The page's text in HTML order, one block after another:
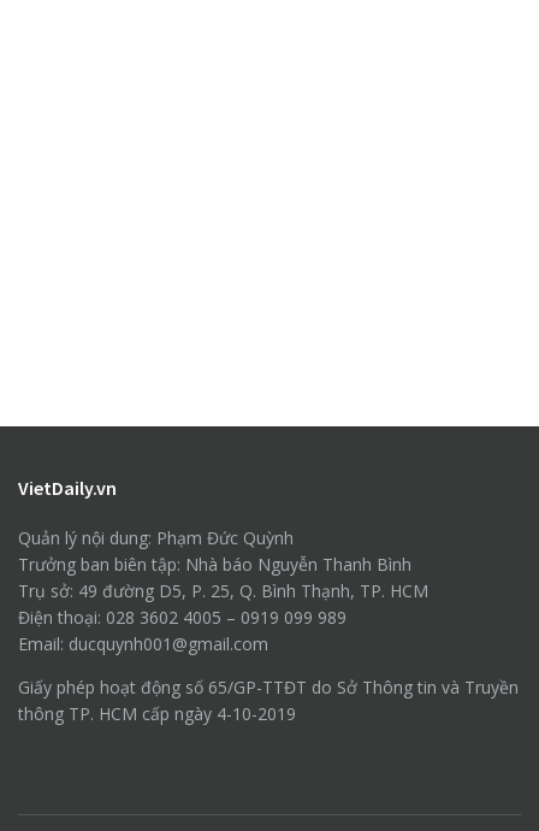
VietDaily.vn
Quản lý nội dung: Phạm Đức Quỳnh
Trưởng ban biên tập: Nhà báo Nguyễn Thanh Bình
Trụ sở: 49 đường D5, P. 25, Q. Bình Thạnh, TP. HCM
Điện thoại: 028 3602 4005 – 0919 099 989
Email: ducquynh001@gmail.com
Giấy phép hoạt động số 65/GP-TTĐT do Sở Thông tin và Truyền
thông TP. HCM cấp ngày 4-10-2019